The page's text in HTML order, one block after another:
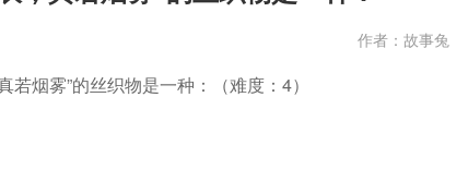
作者：故事兔
烟雾”的丝织物是一种：（难度：4）